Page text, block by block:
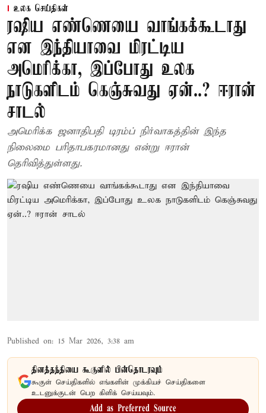
உலக செய்திகள்
ரஷிய எண்ணெயை வாங்கக்கூடாது
என இந்தியாவை மிரட்டிய
அமெரிக்கா, இப்போது உலக
நாடுகளிடம் கெஞ்சுவது ஏன்..? ஈரான்
சாடல்
அமெரிக்க ஜனாதிபதி டிரம்ப் நிர்வாகத்தின் இந்த
நிலைமை பரிதாபகரமானது என்று ஈரான்
தெரிவித்துள்ளது.
Published on: 15 Mar 2026, 3:38 am
தினத்தந்தியை கூகுளில் பின்தொடரவும்
கூகுள் செய்திகளில் எங்களின் முக்கியச் செய்திகளை
உடனுக்குடன் பெற கிளிக் செய்யவும்.
Add as Preferred Source